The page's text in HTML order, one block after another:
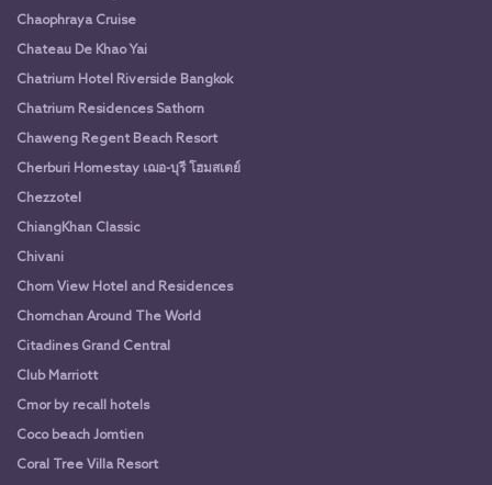
Chaophraya Cruise
Chateau De Khao Yai
Chatrium Hotel Riverside Bangkok
Chatrium Residences Sathorn
Chaweng Regent Beach Resort
Cherburi Homestay เฌอ-บุรี โฮมสเตย์
Chezzotel
ChiangKhan Classic
Chivani
Chom View Hotel and Residences
Chomchan Around The World
Citadines Grand Central
Club Marriott
Cmor by recall hotels
Coco beach Jomtien
Coral Tree Villa Resort